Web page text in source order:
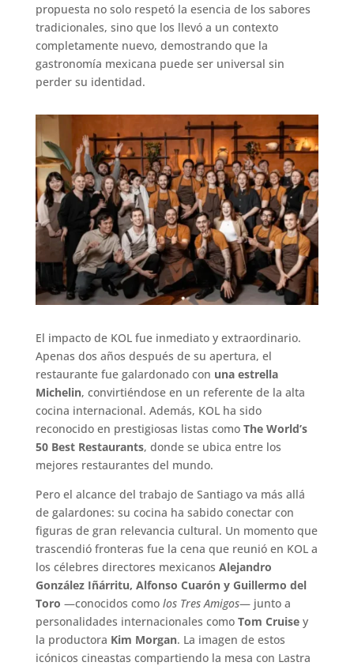
propuesta no solo respetó la esencia de los sabores
tradicionales, sino que los llevó a un contexto
completamente nuevo, demostrando que la
gastronomía mexicana puede ser universal sin
perder su identidad.
El impacto de KOL fue inmediato y extraordinario.
Apenas dos años después de su apertura, el
restaurante fue galardonado con una estrella
Michelin, convirtiéndose en un referente de la alta
cocina internacional. Además, KOL ha sido
reconocido en prestigiosas listas como The World’s
50 Best Restaurants, donde se ubica entre los
mejores restaurantes del mundo.
Pero el alcance del trabajo de Santiago va más allá
de galardones: su cocina ha sabido conectar con
figuras de gran relevancia cultural. Un momento que
trascendió fronteras fue la cena que reunió en KOL a
los célebres directores mexicanos Alejandro
González Iñárritu, Alfonso Cuarón y Guillermo del
Toro —conocidos como los Tres Amigos— junto a
personalidades internacionales como Tom Cruisey
la productora Kim Morgan. La imagen de estos
icónicos cineastas compartiendo la mesa con Lastra